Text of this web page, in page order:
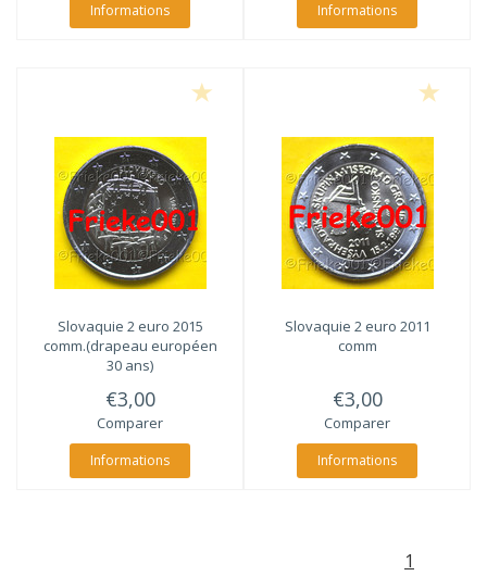
Informations Informations
Slovaquie 2 euro 2015
comm.(drapeau européen
30 ans)
€3,00
Comparer
Informations
Slovaquie 2 euro 2011
comm
€3,00
Comparer
Informations
1